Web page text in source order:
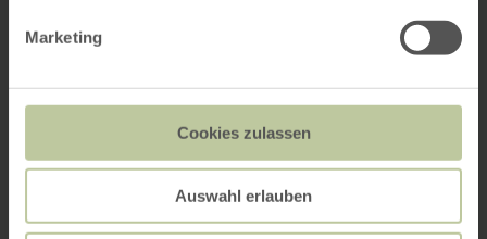
Marketing
Cookies zulassen
Auswahl erlauben